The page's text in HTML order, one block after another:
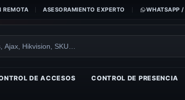
REMOTA ASESORAMIENTO EXPERTO WHATSAPP
DE ACCESOS CONTROL DE PRESENCIA